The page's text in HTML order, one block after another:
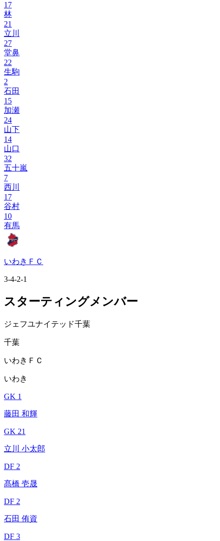
17
林
21
立川
27
堂鼻
22
生駒
2
石田
15
加瀬
24
山下
14
山口
32
五十嵐
7
西川
17
谷村
10
有馬
いわきＦＣ
3-4-2-1
スターティングメンバー
ジェフユナイテッド千葉
千葉
いわきＦＣ
いわき
GK 1
藤田 和輝
GK 21
立川 小太郎
DF 2
髙橋 壱晟
DF 2
石田 侑資
DF 3